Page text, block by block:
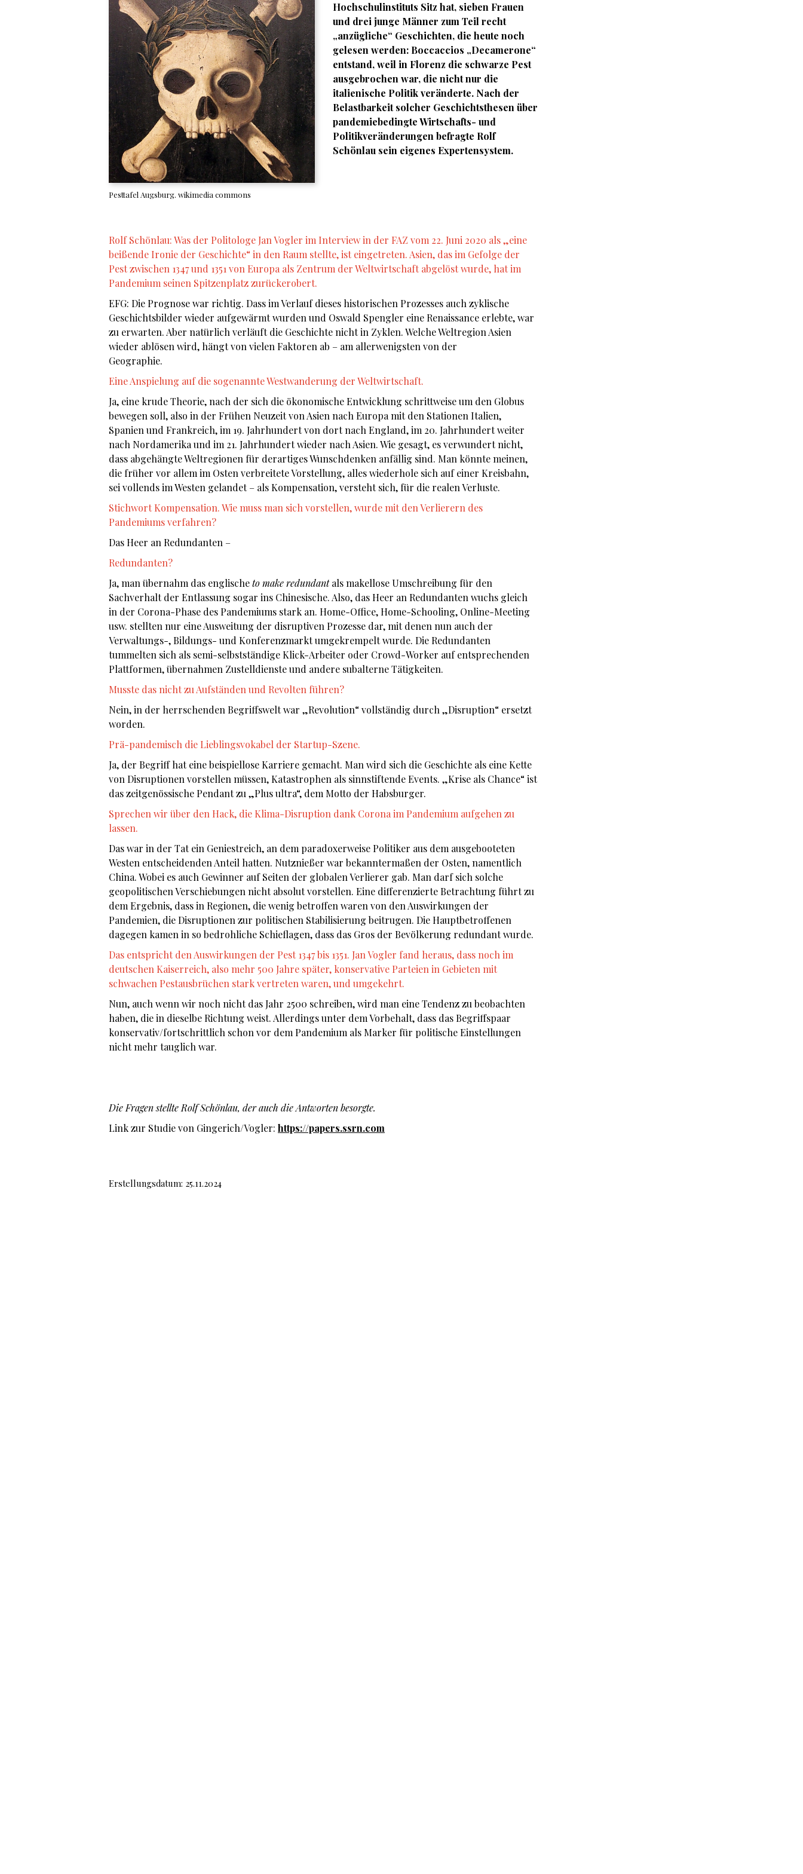
Pesttafel Augsburg. wikimedia commons
Hochschulinstituts Sitz hat, sieben Frauen
und drei junge Männer zum Teil recht
„anzügliche“ Geschichten, die heute noch
gelesen werden: Boccaccios „Decamerone“
entstand, weil in Florenz die schwarze Pest
ausgebrochen war, die nicht nur die
italienische Politik veränderte. Nach der
Belastbarkeit solcher Geschichtsthesen über
pandemiebedingte Wirtschafts- und
Politikveränderungen befragte Rolf
Schönlau sein eigenes Expertensystem.
Rolf Schönlau: Was der Politologe Jan Vogler im Interview in der FAZ vom 22. Juni 2020 als „eine
beißende Ironie der Geschichte“ in den Raum stellte, ist eingetreten. Asien, das im Gefolge der
Pest zwischen 1347 und 1351 von Europa als Zentrum der Weltwirtschaft abgelöst wurde, hat im
Pandemium seinen Spitzenplatz zurückerobert.
EFG: Die Prognose war richtig. Dass im Verlauf dieses historischen Prozesses auch zyklische
Geschichtsbilder wieder aufgewärmt wurden und Oswald Spengler eine Renaissance erlebte, war
zu erwarten. Aber natürlich verläuft die Geschichte nicht in Zyklen. Welche Weltregion Asien
wieder ablösen wird, hängt von vielen Faktoren ab – am allerwenigsten von der
Geographie.
Eine Anspielung auf die sogenannte Westwanderung der Weltwirtschaft.
Ja, eine krude Theorie, nach der sich die ökonomische Entwicklung schrittweise um den Globus
bewegen soll, also in der Frühen Neuzeit von Asien nach Europa mit den Stationen Italien,
Spanien und Frankreich, im 19. Jahrhundert von dort nach England, im 20. Jahrhundert weiter
nach Nordamerika und im 21. Jahrhundert wieder nach Asien. Wie gesagt, es verwundert nicht,
dass abgehängte Weltregionen für derartiges Wunschdenken anfällig sind. Man könnte meinen,
die früher vor allem im Osten verbreitete Vorstellung, alles wiederhole sich auf einer Kreisbahn,
sei vollends im Westen gelandet – als Kompensation, versteht sich, für die realen Verluste.
Stichwort Kompensation. Wie muss man sich vorstellen, wurde mit den Verlierern des
Pandemiums verfahren?
Das Heer an Redundanten –
Redundanten?
Ja, man übernahm das englischeto make redundantals makellose Umschreibung für den
Sachverhalt der Entlassung sogar ins Chinesische. Also, das Heer an Redundanten wuchs gleich
in der Corona-Phase des Pandemiums stark an. Home-Office, Home-Schooling, Online-Meeting
usw. stellten nur eine Ausweitung der disruptiven Prozesse dar, mit denen nun auch der
Verwaltungs-, Bildungs- und Konferenzmarkt umgekrempelt wurde. Die Redundanten
tummelten sich als semi-selbstständige Klick-Arbeiter oder Crowd-Worker auf entsprechenden
Plattformen, übernahmen Zustelldienste und andere subalterne Tätigkeiten.
Musste das nicht zu Aufständen und Revolten führen?
Nein, in der herrschenden Begriffswelt war „Revolution“ vollständig durch „Disruption“ ersetzt
worden.
Prä-pandemisch die Lieblingsvokabel der Startup-Szene.
Ja, der Begriff hat eine beispiellose Karriere gemacht. Man wird sich die Geschichte als eine Kette
von Disruptionen vorstellen müssen, Katastrophen als sinnstiftende Events. „Krise als Chance“ ist
das zeitgenössische Pendant zu „Plus ultra“, dem Motto der Habsburger.
Sprechen wir über den Hack, die Klima-Disruption dank Corona im Pandemium aufgehen zu
lassen.
Das war in der Tat ein Geniestreich, an dem paradoxerweise Politiker aus dem ausgebooteten
Westen entscheidenden Anteil hatten. Nutznießer war bekanntermaßen der Osten, namentlich
China. Wobei es auch Gewinner auf Seiten der globalen Verlierer gab. Man darf sich solche
geopolitischen Verschiebungen nicht absolut vorstellen. Eine differenzierte Betrachtung führt zu
dem Ergebnis, dass in Regionen, die wenig betroffen waren von den Auswirkungen der
Pandemien, die Disruptionen zur politischen Stabilisierung beitrugen. Die Hauptbetroffenen
dagegen kamen in so bedrohliche Schieflagen, dass das Gros der Bevölkerung redundant wurde.
Das entspricht den Auswirkungen der Pest 1347 bis 1351. Jan Vogler fand heraus, dass noch im
deutschen Kaiserreich, also mehr 500 Jahre später, konservative Parteien in Gebieten mit
schwachen Pestausbrüchen stark vertreten waren, und umgekehrt.
Nun, auch wenn wir noch nicht das Jahr 2500 schreiben, wird man eine Tendenz zu beobachten
haben, die in dieselbe Richtung weist. Allerdings unter dem Vorbehalt, dass das Begriffspaar
konservativ/fortschrittlich schon vor dem Pandemium als Marker für politische Einstellungen
nicht mehr tauglich war.
Die Fragen stellte Rolf Schönlau, der auch die Antworten besorgte.
Link zur Studie von Gingerich/Vogler: https://papers.ssrn.com
Erstellungsdatum: 25.11.2024